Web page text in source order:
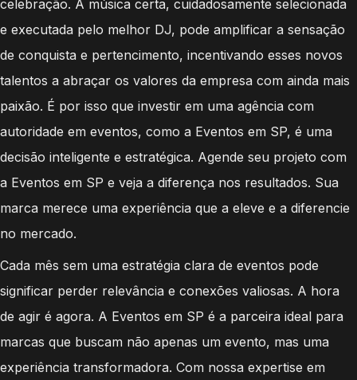
celebração. A música certa, cuidadosamente selecionada
e executada pelo melhor DJ, pode amplificar a sensação
de conquista e pertencimento, incentivando esses novos
talentos a abraçar os valores da empresa com ainda mais
paixão. É por isso que investir em uma agência com
autoridade em eventos, como a Eventos em SP, é uma
decisão inteligente e estratégica. Agende seu projeto com
a Eventos em SP e veja a diferença nos resultados. Sua
marca merece uma experiência que a eleve e a diferencie
no mercado.
Cada mês sem uma estratégia clara de eventos pode
significar perder relevância e conexões valiosas. A hora
de agir é agora. A Eventos em SP é a parceira ideal para
marcas que buscam não apenas um evento, mas uma
experiência transformadora. Com nossa expertise em